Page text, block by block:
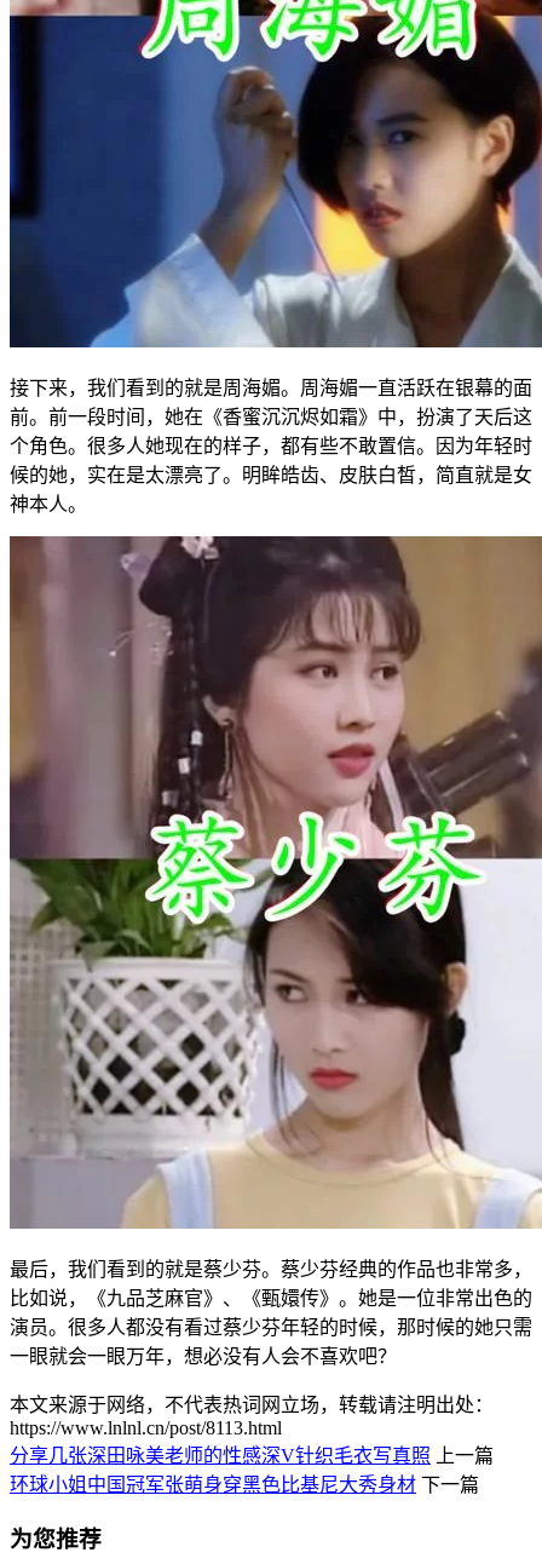
接下来，我们看到的就是周海媚。周海媚一直活跃在银幕的面
前。前一段时间，她在《香蜜沉沉烬如霜》中，扮演了天后这
个角色。很多人她现在的样子，都有些不敢置信。因为年轻时
候的她，实在是太漂亮了。明眸皓齿、皮肤白皙，简直就是女
神本人。
最后，我们看到的就是蔡少芬。蔡少芬经典的作品也非常多，
比如说，《九品芝麻官》、《甄嬛传》。她是一位非常出色的
演员。很多人都没有看过蔡少芬年轻的时候，那时候的她只需
一眼就会一眼万年，想必没有人会不喜欢吧？
本文来源于网络，不代表热词网立场，转载请注明出处：
https://www.lnlnl.cn/post/8113.html
分享几张深田咏美老师的性感深V针织毛衣写真照
上一篇
环球小姐中国冠军张萌身穿黑色比基尼大秀身材 下一篇
为您推荐